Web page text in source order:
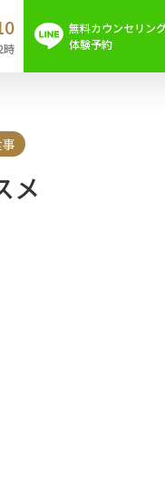
時
無料カウンセリン
体験予約
メ